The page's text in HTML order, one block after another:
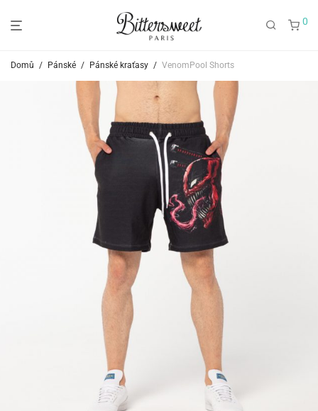
0
Domů / Pánské / Pánské kraťasy / VenomPool Shorts